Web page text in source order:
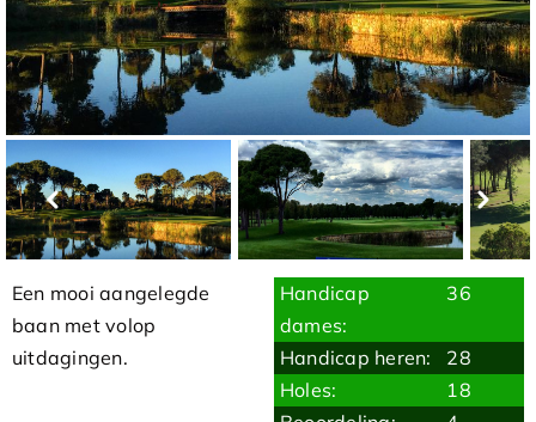
Een mooi aangelegde
baan met volop
uitdagingen.
Handicap
dames:
36
Handicap heren:
28
Holes:
18